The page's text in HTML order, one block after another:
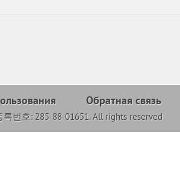
Обратная связь
번호: 285-88-01651. All rights reserved